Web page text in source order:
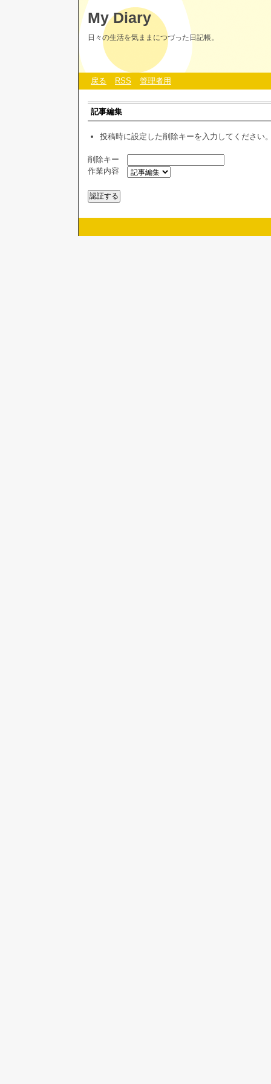
My Diary
日々の生活を気ままにつづった日記帳。
戻る RSS 管理者用
記事編集
投稿時に設定した削除キーを入力してください
削除キー
作業内容